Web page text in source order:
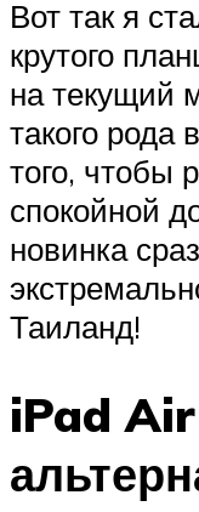
Вот так я
крутого
на текущий
такого рода
того, чтобы
спокойной
новинка
Таиланд!
iPad